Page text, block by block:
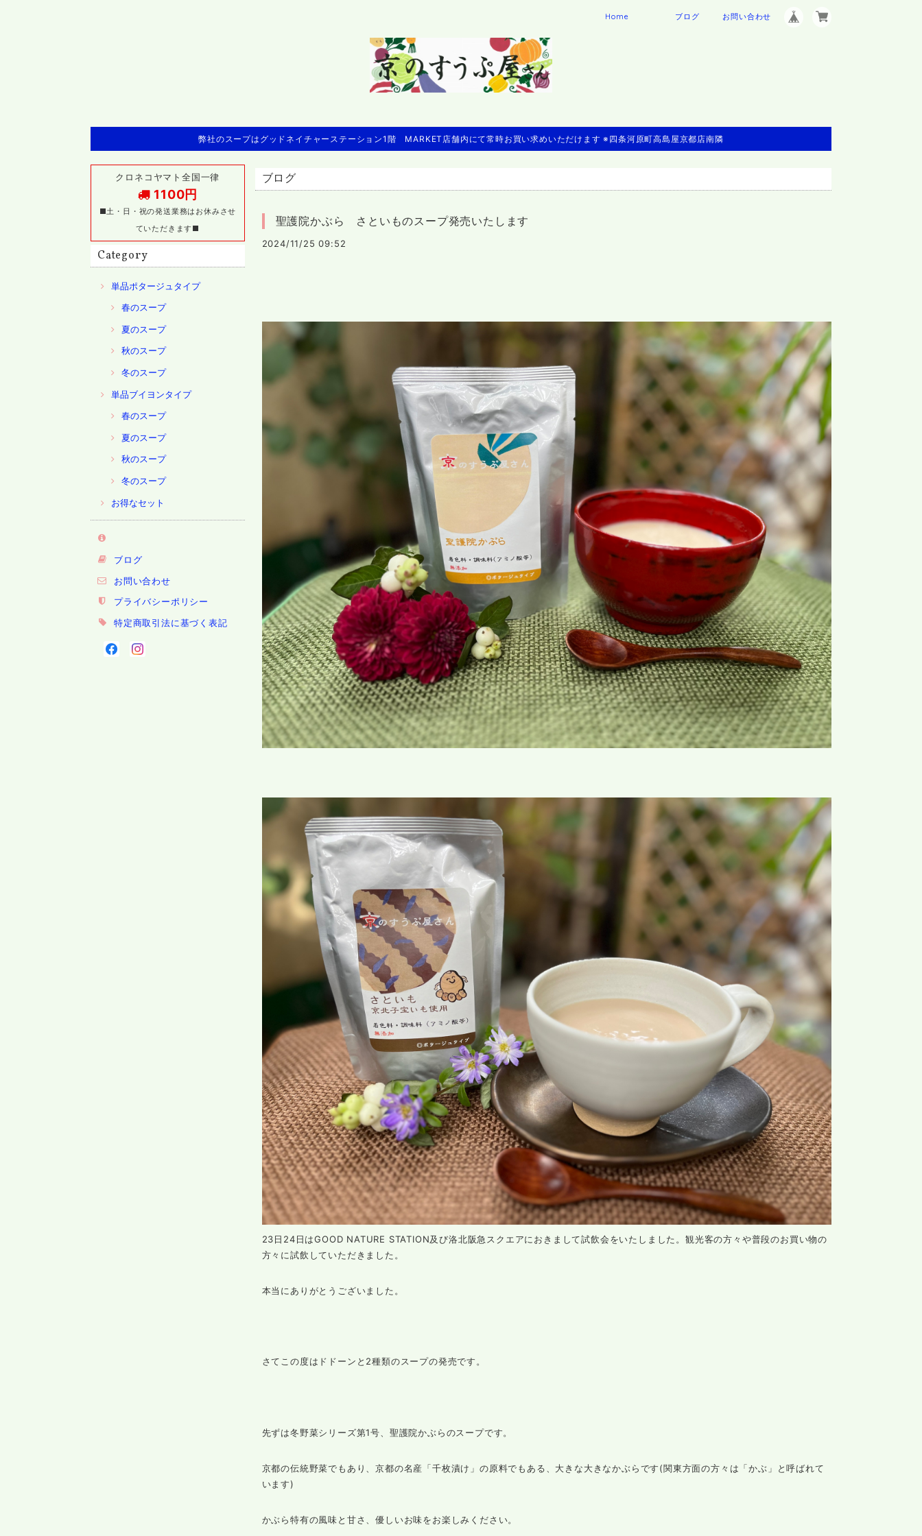
Home ブログ お問い合わせ
弊社のスープはグッドネイチャーステーション1階 MARKET店舗内にて常時お買い求めいただけます ※四条河原町高島屋京都店南隣
クロネコヤマト全国一律
1100円
■土・日・祝の発送業務はお休みさせ
ていただきます■
Category
単品ポタージュタイプ
春のスープ
夏のスープ
秋のスープ
冬のスープ
単品ブイヨンタイプ
春のスープ
夏のスープ
秋のスープ
冬のスープ
お得なセット
ブログ
お問い合わせ
プライバシーポリシー
特定商取引法に基づく表記
ブログ
聖護院かぶら さといものスープ発売いたします
2024/11/25 09:52
23日24日はGOOD NATURE STATION及び洛北阪急スクエアにおきまして試飲会をいたしました。観光客の方々や普段のお買い物の
方々に試飲していただきました。
本当にありがとうございました。
さてこの度はドドーンと2種類のスープの発売です。
先ずは冬野菜シリーズ第1号、聖護院かぶらのスープです。
京都の伝統野菜でもあり、京都の名産「千枚漬け」の原料でもある、大きな大きなかぶらです(関東方面の方々は「かぶ」と呼ばれて
います)
かぶら特有の風味と甘さ、優しいお味をお楽しみください。